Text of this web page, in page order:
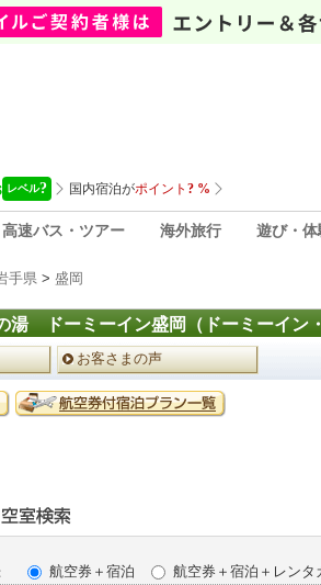
高速バス・ツアー 海外旅行 遊び・体
手県 > 盛岡
ドーミーイン盛岡（ドーミーイン
お客さまの声
航空券＋宿泊 航空券＋宿泊＋レンタ